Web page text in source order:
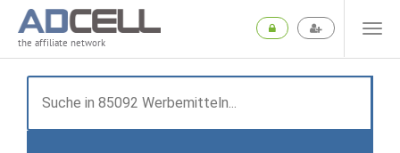
the affiliate network